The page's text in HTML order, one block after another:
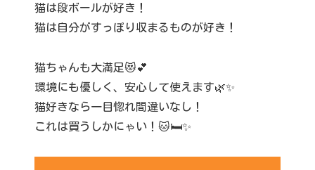
猫は段ボールが好き！
猫は自分がすっぽり収まるものが好き！
猫ちゃんも大満足😻💕
環境にも優しく、安心して使えます🌿✨
猫好きなら一目惚れ間違いなし！
これは買うしかにゃい！🐱🛏️✨